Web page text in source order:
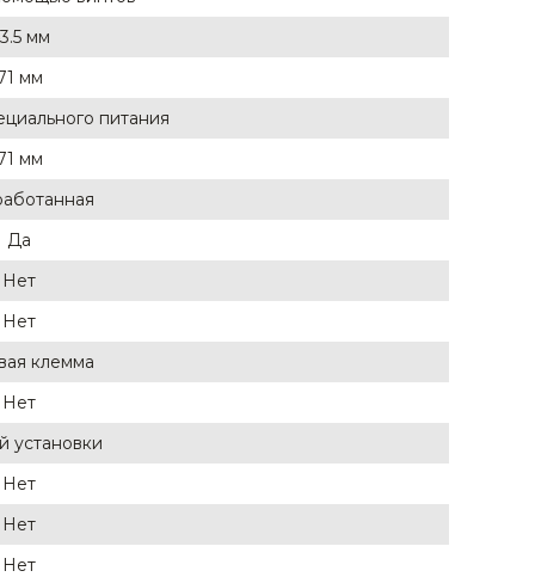
мм
мм
питания
мм
Да
Нет
Нет
клемма
Нет
установки
Нет
Нет
Нет